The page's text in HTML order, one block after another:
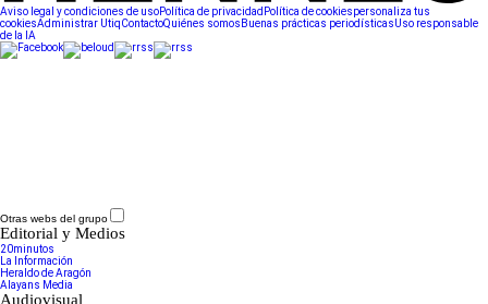
Aviso legal y condiciones de usoPolítica de privacidad Política de cookiespersonaliza tus
cookiesAdministrar UtiqContactoQuiénes somos Buenas prácticas periodísticasUso responsable
de la IA
Otras webs del grupo
Editorial y Medios
20minutos
La Información
Heraldo de Aragón
Alayans Media
Audiovisual